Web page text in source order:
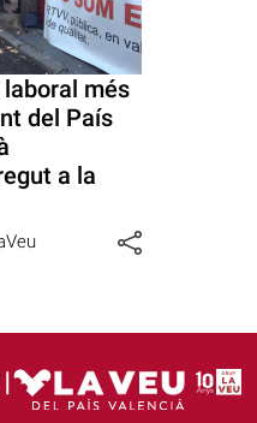
laboral més
del País
a la